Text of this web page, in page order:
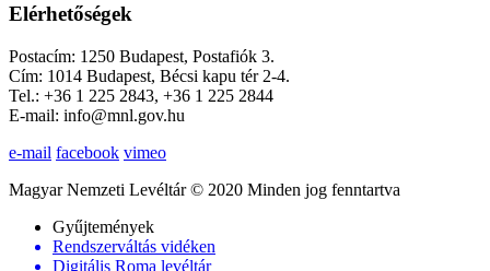
Elérhetőségek
Postacím: 1250 Budapest, Postafiók 3.
Cím: 1014 Budapest, Bécsi kapu tér 2-4.
Tel.: +36 1 225 2843, +36 1 225 2844
E-mail: info@mnl.gov.hu
e-mail facebook vimeo
Magyar Nemzeti Levéltár © 2020 Minden jog fenntartva
Gyűjtemények
Rendszerváltás vidéken
Digitális Roma levéltár